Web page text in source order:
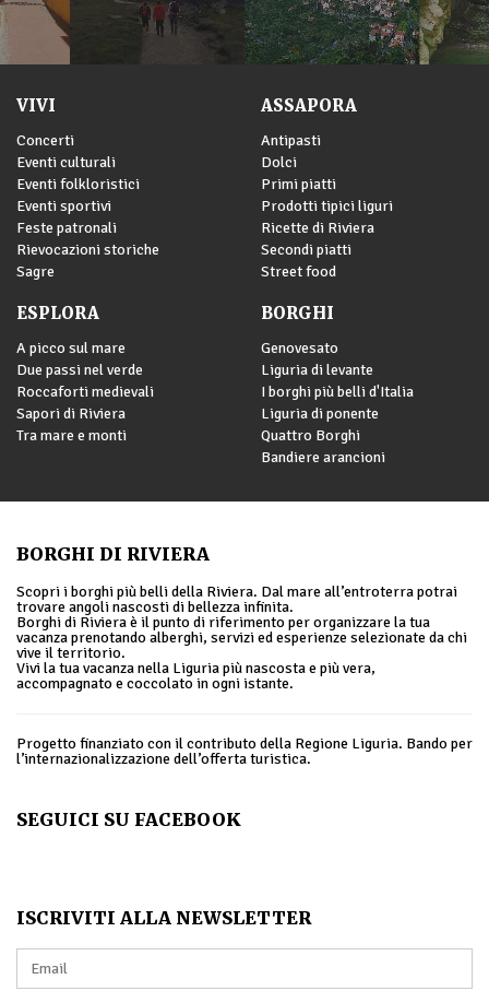
VIVI
Concerti
Eventi culturali
Eventi folkloristici
Eventi sportivi
Feste patronali
Rievocazioni storiche
Sagre
ASSAPORA
Antipasti
Dolci
Primi piatti
Prodotti tipici liguri
Ricette di Riviera
Secondi piatti
Street food
ESPLORA
A picco sul mare
Due passi nel verde
Roccaforti medievali
Sapori di Riviera
Tra mare e monti
BORGHI
Genovesato
Liguria di levante
I borghi più belli d'Italia
Liguria di ponente
Quattro Borghi
Bandiere arancioni
BORGHI DI RIVIERA
Scopri i borghi più belli della Riviera. Dal mare all’entroterra potrai
trovare angoli nascosti di bellezza infinita.
Borghi di Riviera è il punto di riferimento per organizzare la tua
vacanza prenotando alberghi, servizi ed esperienze selezionate da chi
vive il territorio.
Vivi la tua vacanza nella Liguria più nascosta e più vera,
accompagnato e coccolato in ogni istante.
Progetto finanziato con il contributo della Regione Liguria. Bando per
l’internazionalizzazione dell’offerta turistica.
SEGUICI SU FACEBOOK
ISCRIVITI ALLA NEWSLETTER